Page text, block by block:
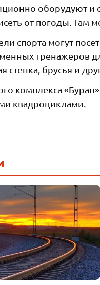
оборудуют
от погоды. Там
спорта могут
тренажеров
стенка, брусья и
комплекса
квадроциклами.